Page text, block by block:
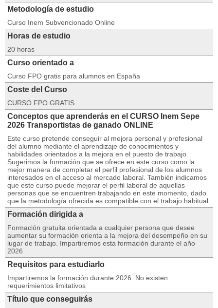
Metodología de estudio
Curso Inem Subvencionado Online
Horas de estudio
20 horas
Curso orientado a
Curso FPO gratis para alumnos en España
Coste del Curso
CURSO FPO GRATIS
Conceptos que aprenderás en el CURSO Inem Sepe
2026 Transportistas de ganado ONLINE
Este curso pretende conseguir al mejora personal y profesional
del alumno mediante el aprendizaje de conocimientos y
habilidades orientados a la mejora en el puesto de trabajo.
Sugerimos la formación que se ofrece en este curso como la
mejor manera de completar el perfil profesional de los alumnos
interesados en el acceso al mercado laboral. También indicamos
que este curso puede mejorar el perfil laboral de aquellas
personas que se encuentren trabajando en este momento, dado
que la metodología ofrecida es compatible con el trabajo habitual
Formación dirigida a
Formación gratuita orientada a cualquier persona que desee
aumentar su formación orienta a la mejora del desempeño en su
lugar de trabajo. Impartiremos esta formación durante el año
2026
Requisitos para estudiarlo
Impartiremos la formación durante 2026. No existen
requerimientos limitativos
Título que conseguirás